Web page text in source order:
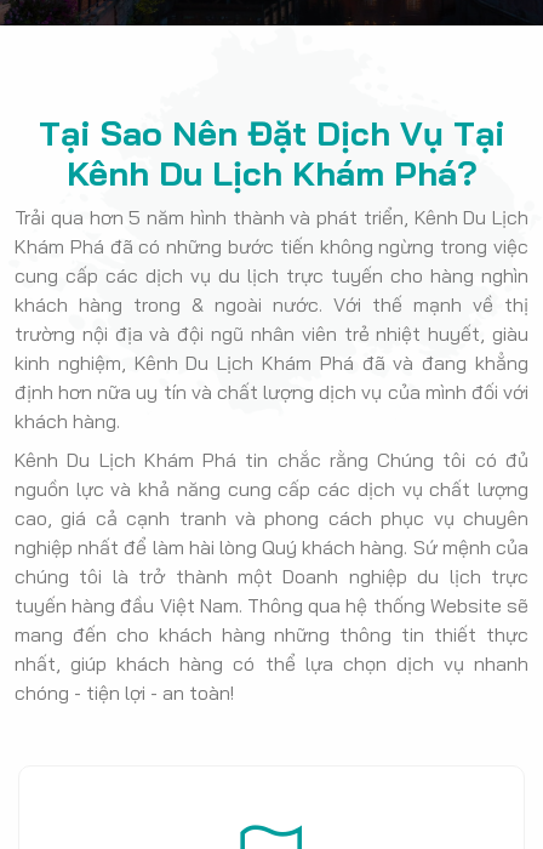
Tại Sao Nên Đặt Dịch Vụ Tại
Kênh Du Lịch Khám Phá?
Trải qua hơn 5 năm hình thành và phát triển, Kênh Du Lịch
Khám Phá đã có những bước tiến không ngừng trong việc
cung cấp các dịch vụ du lịch trực tuyến cho hàng nghìn
khách hàng trong & ngoài nước. Với thế mạnh về thị
trường nội địa và đội ngũ nhân viên trẻ nhiệt huyết, giàu
kinh nghiệm, Kênh Du Lịch Khám Phá đã và đang khẳng
định hơn nữa uy tín và chất lượng dịch vụ của mình đối với
khách hàng.
Kênh Du Lịch Khám Phá tin chắc rằng Chúng tôi có đủ
nguồn lực và khả năng cung cấp các dịch vụ chất lượng
cao, giá cả cạnh tranh và phong cách phục vụ chuyên
nghiệp nhất để làm hài lòng Quý khách hàng. Sứ mệnh của
chúng tôi là trở thành một Doanh nghiệp du lịch trực
tuyến hàng đầu Việt Nam. Thông qua hệ thống Website sẽ
mang đến cho khách hàng những thông tin thiết thực
nhất, giúp khách hàng có thể lựa chọn dịch vụ nhanh
chóng - tiện lợi - an toàn!